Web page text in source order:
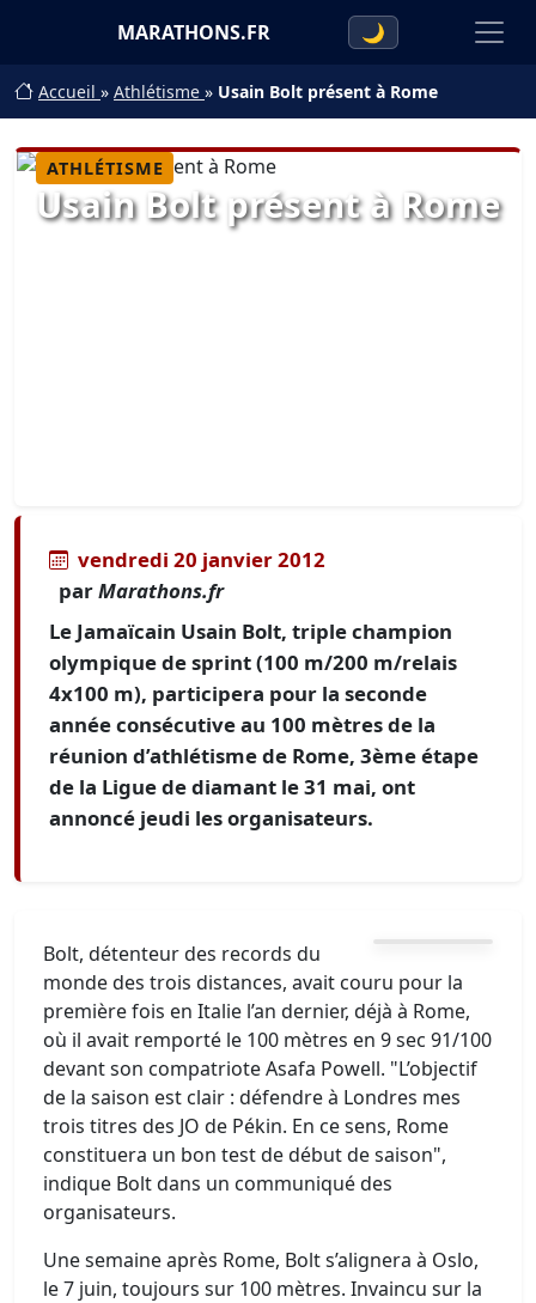
MARATHONS.FR 🌙
Accueil » Athlétisme » Usain Bolt présent à Rome
ATHLÉTISME
Usain Bolt présent à Rome
vendredi 20 janvier 2012
parMarathons.fr
Le Jamaïcain Usain Bolt, triple champion
olympique de sprint (100 m/200 m/relais
4x100 m), participera pour la seconde
année consécutive au 100 mètres de la
réunion d’athlétisme de Rome, 3ème étape
de la Ligue de diamant le 31 mai, ont
annoncé jeudi les organisateurs.
Bolt, détenteur des records du
monde des trois distances, avait couru pour la
première fois en Italie l’an dernier, déjà à Rome,
où il avait remporté le 100 mètres en 9 sec 91/100
devant son compatriote Asafa Powell. "L’objectif
de la saison est clair : défendre à Londres mes
trois titres des JO de Pékin. En ce sens, Rome
constituera un bon test de début de saison",
indique Bolt dans un communiqué des
organisateurs.
Une semaine après Rome, Bolt s’alignera à Oslo,
le 7 juin, toujours sur 100 mètres. Invaincu sur la